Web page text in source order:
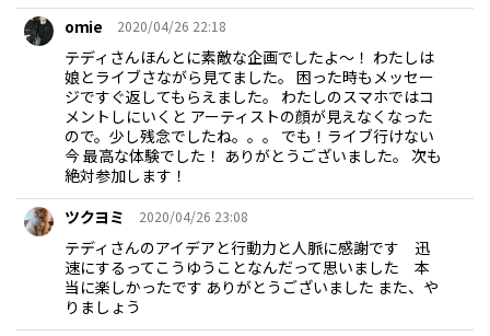
omie
2020/04/26 22:18
テディさんほんとに素敵な企画でしたよ～！ わたしは
娘とライブさながら見てました。 困った時もメッセー
ジですぐ返してもらえました。 わたしのスマホではコ
メントしにいくと アーティストの顔が見えなくなった
ので。少し残念でしたね。。。 でも！ライブ行けない
今 最高な体験でした！ ありがとうございました。 次も
絶対参加します！
ツクヨミ
2020/04/26 23:08
テディさんのアイデアと行動力と人脈に感謝です 迅
速にするってこうゆうことなんだって思いました 本
当に楽しかったです ありがとうございました また、や
りましょう